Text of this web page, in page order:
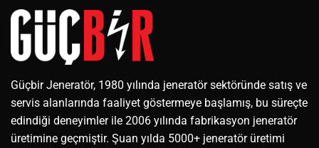
Güçbir Jeneratör, 1980 yılında jeneratör sektöründe satış ve
servis alanlarında faaliyet göstermeye başlamış, bu süreçte
edindiği deneyimler ile 2006 yılında fabrikasyon jeneratör
üretimine geçmiştir. Şuan yılda 5000+ jeneratör üretimi